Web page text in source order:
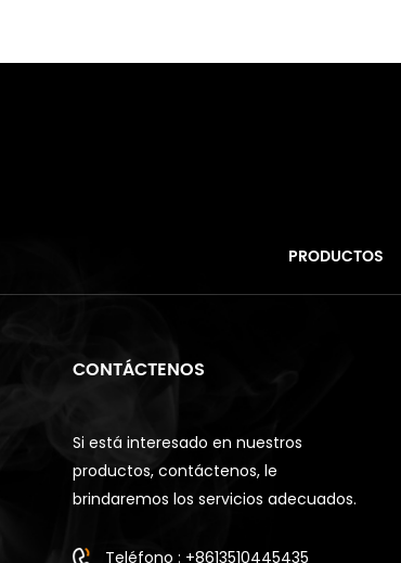
PRODUCTOS
CONTÁCTENOS
Si está interesado en nuestros
productos, contáctenos, le
brindaremos los servicios adecuados.
Teléfono : +8613510445435